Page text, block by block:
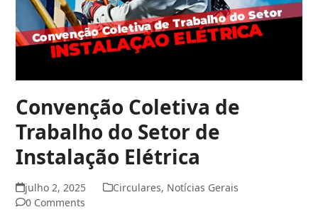
Convenção Coletiva de
Trabalho do Setor de
Instalação Elétrica
julho 2, 2025 Circulares, Notícias Gerais
0 Comments